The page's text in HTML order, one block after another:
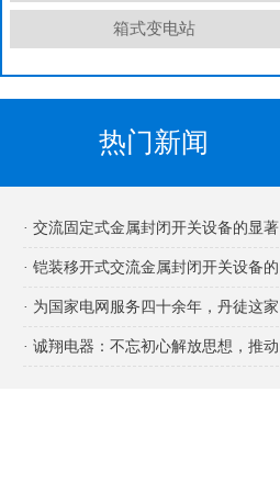
箱式变电站
热门新闻
· 交流固定式金属封闭开关设备的显著
优势
· 铠装移开式交流金属封闭开关设备的
用途
· 为国家电网服务四十余年，丹徒这家
企业厉害在哪里?
· 诚翔电器：不忘初心解放思想，推动